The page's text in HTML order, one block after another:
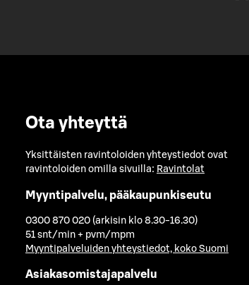
Ota yhteyttä
Yksittäisten ravintoloiden yhteystiedot ovat
ravintoloiden omilla sivuilla: Ravintolat
Myyntipalvelu, pääkaupunkiseutu
0300 870 020 (arkisin klo 8.30-16.30)
51 snt/min + pvm/mpm
Myyntipalveluiden yhteystiedot, koko Suomi
Asiakasomistajapalvelu